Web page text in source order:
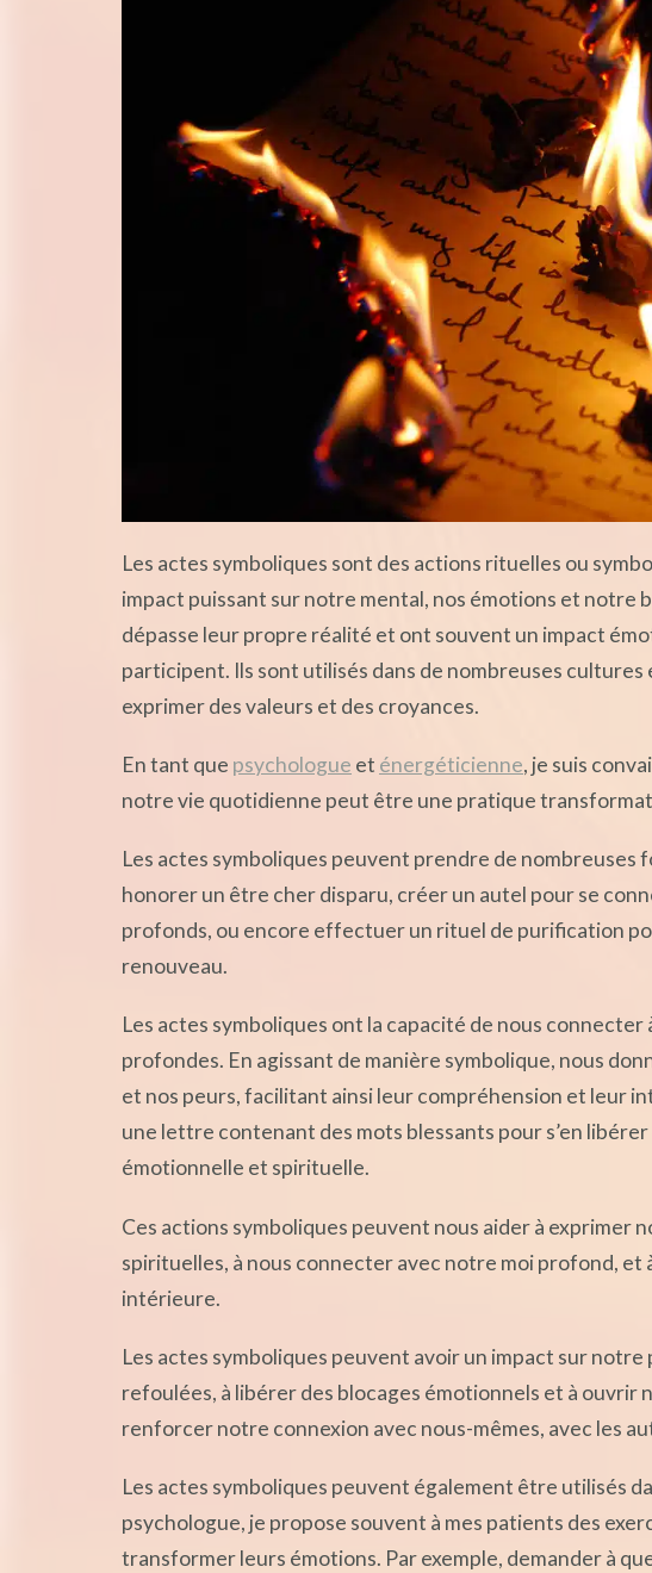
Les actes symboliques sont des actions rituelles ou
impact puissant sur notre mental, nos émotions et notre
dépasse leur propre réalité et ont souvent un impact
participent. Ils sont utilisés dans de nombreuses
exprimer des valeurs et des croyances.
En tant que psychologue et énergéticienne, je suis
notre vie quotidienne peut être une pratique
Les actes symboliques peuvent prendre de nombreuses
honorer un être cher disparu, créer un autel pour se
profonds, ou encore effectuer un rituel de purification
renouveau.
Les actes symboliques ont la capacité de nous
profondes. En agissant de manière symbolique, nous
et nos peurs, facilitant ainsi leur compréhension et leur
une lettre contenant des mots blessants pour s’en
émotionnelle et spirituelle.
Ces actions symboliques peuvent nous aider à exprimer
spirituelles, à nous connecter avec notre moi profond,
intérieure.
Les actes symboliques peuvent avoir un impact sur
refoulées, à libérer des blocages émotionnels et à ouvrir
renforcer notre connexion avec nous-mêmes, avec les
Les actes symboliques peuvent également être utilisés
psychologue, je propose souvent à mes patients des
transformer leurs émotions. Par exemple, demander à